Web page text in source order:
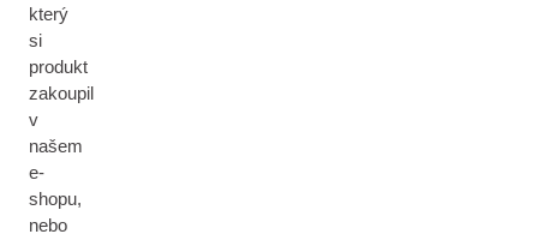
který
si
produkt
zakoupil
v
našem
e-
shopu,
nebo